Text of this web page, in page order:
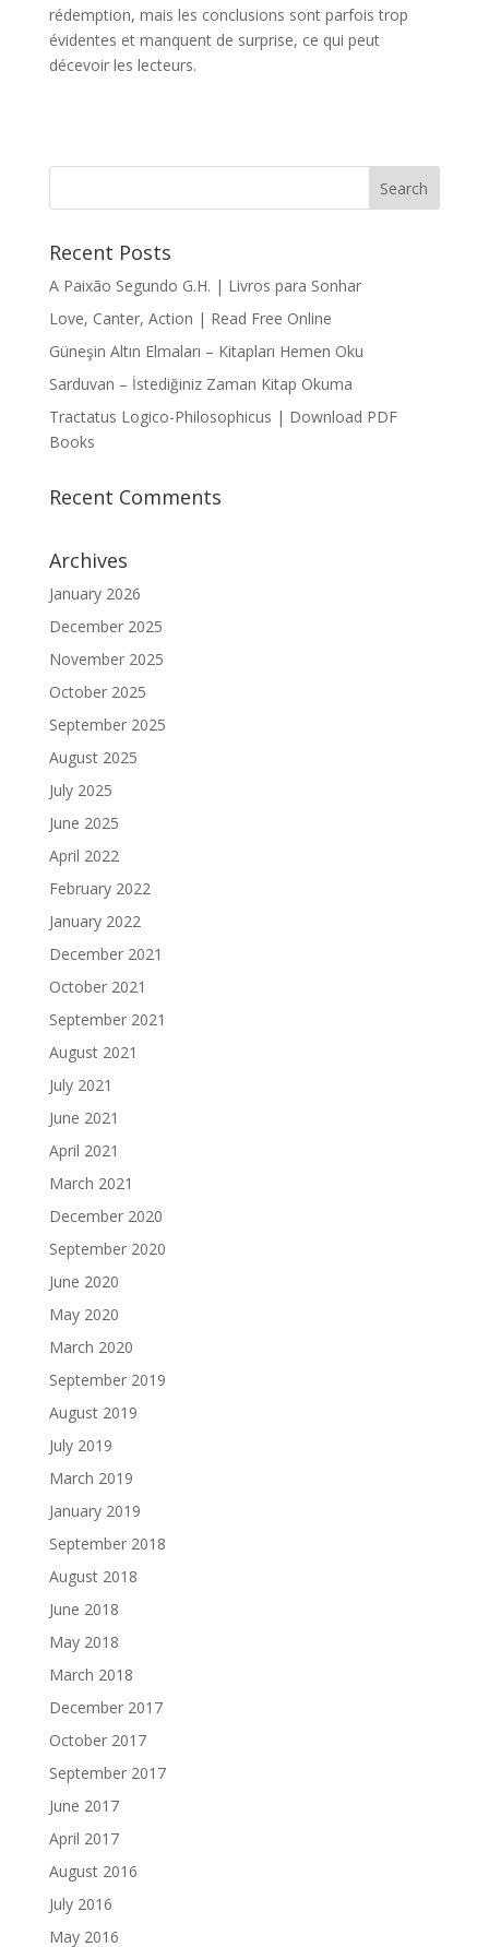
rédemption, mais les conclusions sont parfois trop
évidentes et manquent de surprise, ce qui peut
décevoir les lecteurs.
Recent Posts
A Paixão Segundo G.H. | Livros para Sonhar
Love, Canter, Action | Read Free Online
Güneşin Altın Elmaları – Kitapları Hemen Oku
Sarduvan – İstediğiniz Zaman Kitap Okuma
Tractatus Logico-Philosophicus | Download PDF
Books
Recent Comments
Archives
January 2026
December 2025
November 2025
October 2025
September 2025
August 2025
July 2025
June 2025
April 2022
February 2022
January 2022
December 2021
October 2021
September 2021
August 2021
July 2021
June 2021
April 2021
March 2021
December 2020
September 2020
June 2020
May 2020
March 2020
September 2019
August 2019
July 2019
March 2019
January 2019
September 2018
August 2018
June 2018
May 2018
March 2018
December 2017
October 2017
September 2017
June 2017
April 2017
August 2016
July 2016
May 2016